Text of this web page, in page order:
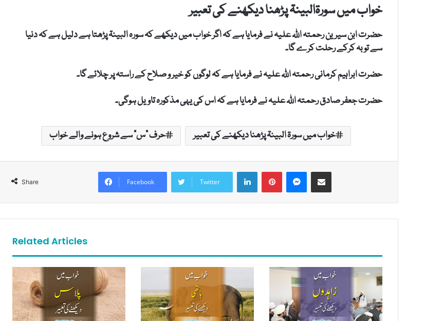
خواب میں سورۃالبینۃ پڑھنا دیکھنے کی تعبیر
حضرت ابن سیرین رحمتہ اللہ علیہ نے فرمایا ہے کہ اگر خواب میں دیکھے کہ سورہ البینۃ پڑھتا ہے دلیل ہے کہ دنیا
سے توبہ کرکے رحلت کرے گا۔
حضرت ابراہیم کرمانی رحمتہ اللہ علیہ نے فرمایا ہے کہ لوگوں کو خیر و صلاح کے راستہ پر چلائے گا۔
حضرت جعفر صادق رحمتہ اللہ علیہ نے فرمایا ہے کہ اس کی یہی مذکورہ تاویل ہوگی۔
حرف "س" سے شروع ہونے والے خواب خواب میں سورۃ البینۃ پڑھنا دیکھنے کی تعبیر
Share Facebook Twitter
LinkedInPinterestMessenger
Share via Email
Related Articles